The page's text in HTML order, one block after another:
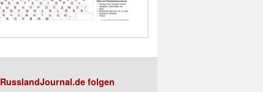
RusslandJournal.de folgen